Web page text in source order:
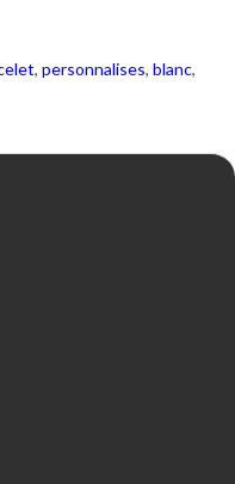
, personnalises, blanc,